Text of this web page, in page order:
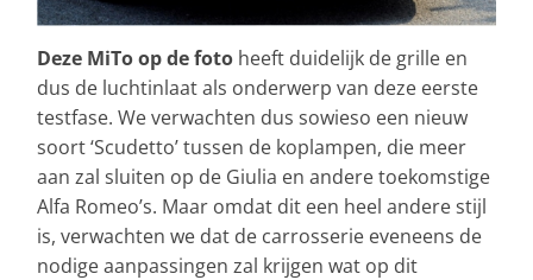
Deze MiTo op de foto heeft duidelijk de grille en
dus de luchtinlaat als onderwerp van deze eerste
testfase. We verwachten dus sowieso een nieuw
soort ‘Scudetto’ tussen de koplampen, die meer
aan zal sluiten op de Giulia en andere toekomstige
Alfa Romeo’s. Maar omdat dit een heel andere stijl
is, verwachten we dat de carrosserie eveneens de
nodige aanpassingen zal krijgen wat op dit